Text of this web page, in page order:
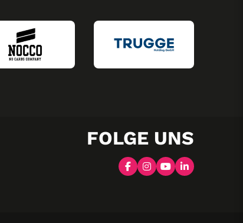
FOLGE UNS